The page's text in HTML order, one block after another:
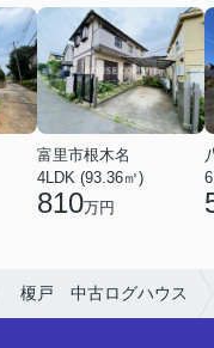
富里市根木名
4LDK (93.36㎡)
810万円
榎戸 中古ログハウス